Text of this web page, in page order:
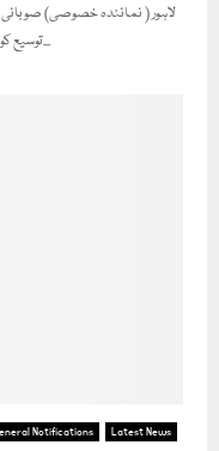
لاہور ( نمائندہ خصوصی)
توسیع کو پرائیویٹ سکولز مینجمنٹ ایسوسی ایشن نے ہائی کورٹ...
Notifications Latest News